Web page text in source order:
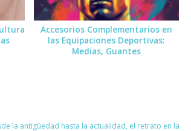
Accesorios Complementarios en
las Equipaciones Deportivas:
Medias, Guantes
la antigüedad hasta la actualidad, el retrato en la